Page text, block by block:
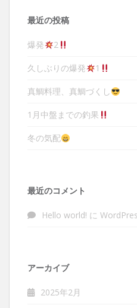
最近の投稿
爆発 2
久しぶりの爆発 1
真鯛料理、真鯛づくし
1月中盤までの釣果
冬の気配
最近のコメント
Hello world! に
アーカイブ
2025年2月